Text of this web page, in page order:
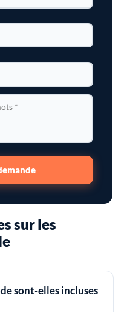
sur les
sont-elles incluses